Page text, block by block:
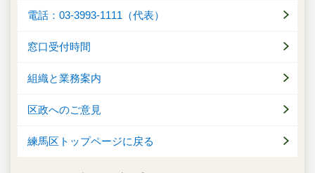
電話：03-3993-1111（代表）
窓口受付時間
組織と業務案内
区政へのご意見
練馬区トップページに戻る